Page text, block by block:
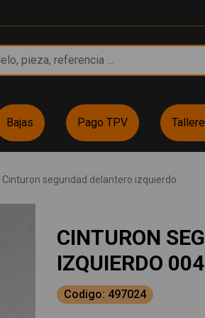
Bajas Pago TPV
Cinturon seguridad delantero izquierdo
CINTURON
IZQUIERDO
Codigo: 497024